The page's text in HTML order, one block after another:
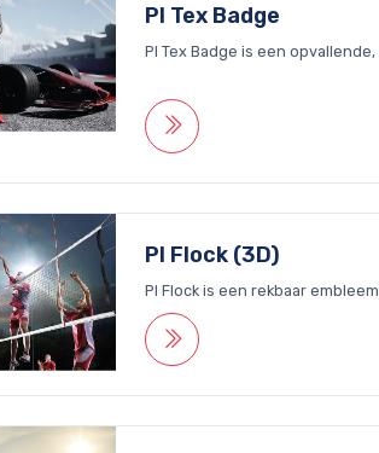
PI Tex Badge
PI Tex Badge is een
PI Flock (3D)
PI Flock is een rekbaar